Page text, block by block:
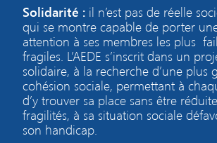
Solidarité : il n’est pas de réelle
qui se montre capable de porter
attention à ses membres les plus
fragiles. L’AEDE s’inscrit dans un
solidaire, à la recherche d’une plus
cohésion sociale, permettant à
d’y trouver sa place sans être
fragilités, à sa situation sociale
son handicap.